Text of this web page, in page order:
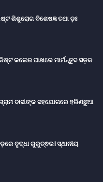
ଶିଶୁରୋଗ ବିଶେଷଜ୍ଞ ତଥା ଡ଼ଃ
କିଷ୍ଟ କଲେଜ ପାଖରେ ମାର୍ମନ୍ତୁଦ ସଡ଼କ
ଗ୍ରାମ ବାସୀଙ୍କ ସହଯୋଗରେ ହରିଣଛୁଆ
ବୃଦ୍ଧା ଗୁରୁତ୍ଵର। ସ୍ଥାନୀୟ